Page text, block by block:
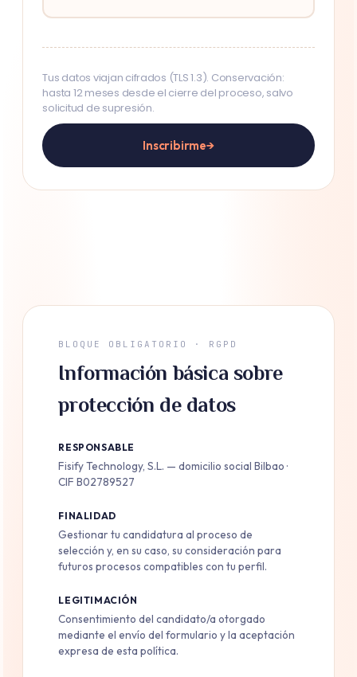
Tus datos viajan cifrados (TLS 1.3). Conservación:
hasta 12 meses desde el cierre del proceso, salvo
solicitud de supresión.
Inscribirme→
BLOQUE OBLIGATORIO · RGPD
Información básica sobre
protección de datos
RESPONSABLE
Fisify Technology, S.L. — domicilio social Bilbao ·
CIF B02789527
FINALIDAD
Gestionar tu candidatura al proceso de
selección y, en su caso, su consideración para
futuros procesos compatibles con tu perfil.
LEGITIMACIÓN
Consentimiento del candidato/a otorgado
mediante el envío del formulario y la aceptación
expresa de esta política.